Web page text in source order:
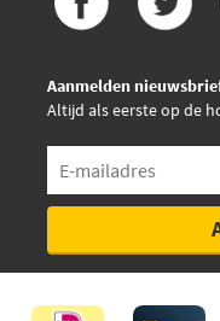
Aanmelden
Altijd als eerste op de